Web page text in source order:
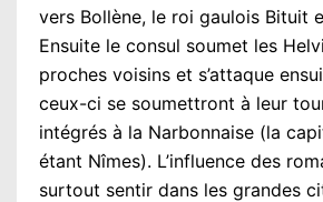
vers Bollène, le roi gaulois Bituit
Ensuite le consul soumet les
proches voisins et s’attaque
ceux-ci se soumettront à leur
intégrés à la Narbonnaise (la
étant Nîmes). L’influence des
surtout sentir dans les grandes